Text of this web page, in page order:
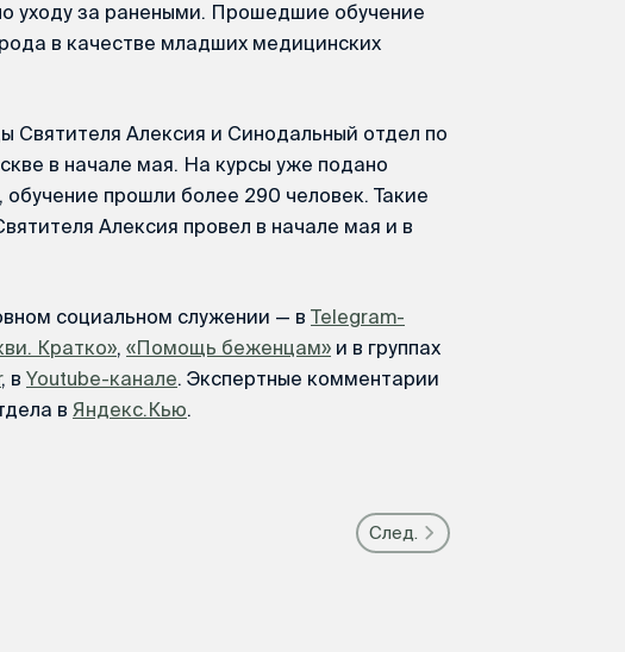
уходу за ранеными. Прошедшие обучение
в качестве младших медицинских
Святителя Алексия и Синодальный отдел по
в начале мая. На курсы уже подано
обучение прошли более 290 человек. Такие
Алексия провел в начале мая и в
социальном служении — в Telegram-
Кратко», «Помощь беженцам» и в группах
, в Youtube-канале. Экспертные комментарии
в Яндекс.Кью.
След.